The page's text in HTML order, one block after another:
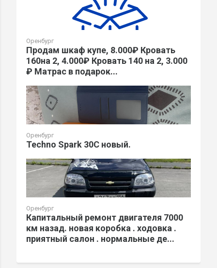
Оренбург
Продам шкаф купе, 8.000₽ Кровать
160на 2, 4.000₽ Кровать 140 на 2, 3.000
₽ Матрас в подарок...
Оренбург
Techno Spark 30C новый.
Оренбург
Капитальный ремонт двигателя 7000
км назад. новая коробка . ходовка .
приятный салон . нормальные де...